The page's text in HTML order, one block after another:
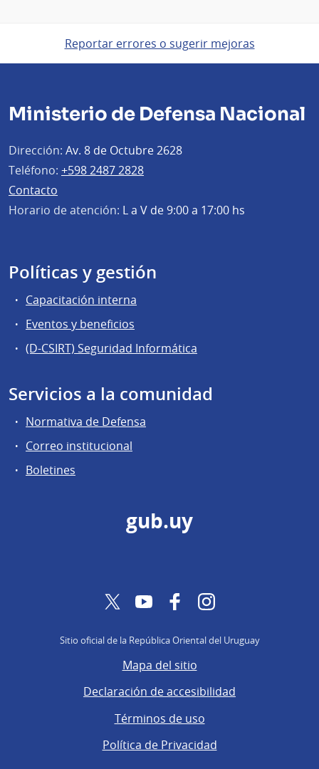
Reportar errores o sugerir mejoras
Ministerio de Defensa Nacional
Dirección: Av. 8 de Octubre 2628
Teléfono: +598 2487 2828
Contacto
Horario de atención: L a V de 9:00 a 17:00 hs
Políticas y gestión
Capacitación interna
Eventos y beneficios
(D-CSIRT) Seguridad Informática
Servicios a la comunidad
Normativa de Defensa
Correo institucional
Boletines
gub.uy
TwitterYouTubeFacebookInstagram
Sitio oficial de la República Oriental del Uruguay
Mapa del sitio
Declaración de accesibilidad
Términos de uso
Política de Privacidad